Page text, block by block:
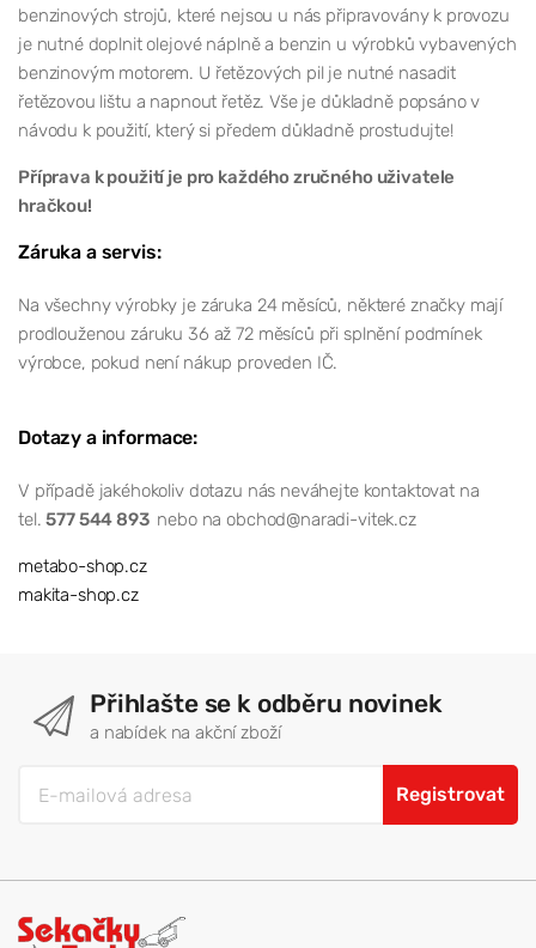
benzinových strojů, které nejsou u nás připravovány k provozu
je nutné doplnit olejové náplně a benzin u výrobků vybavených
benzinovým motorem. U řetězových pil je nutné nasadit
řetězovou lištu a napnout řetěz. Vše je důkladně popsáno v
návodu k použití, který si předem důkladně prostudujte!
Příprava k použití je pro každého zručného uživatele
hračkou!
Záruka a servis:
Na všechny výrobky je záruka 24 měsíců, některé značky mají
prodlouženou záruku 36 až 72 měsíců při splnění podmínek
výrobce, pokud není nákup proveden IČ.
Dotazy a informace:
V případě jakéhokoliv dotazu nás neváhejte kontaktovat na
tel.577 544 893 nebo na obchod@naradi-vitek.cz
metabo-shop.cz
makita-shop.cz
Přihlašte se k odběru novinek
a nabídek na akční zboží
Registrovat